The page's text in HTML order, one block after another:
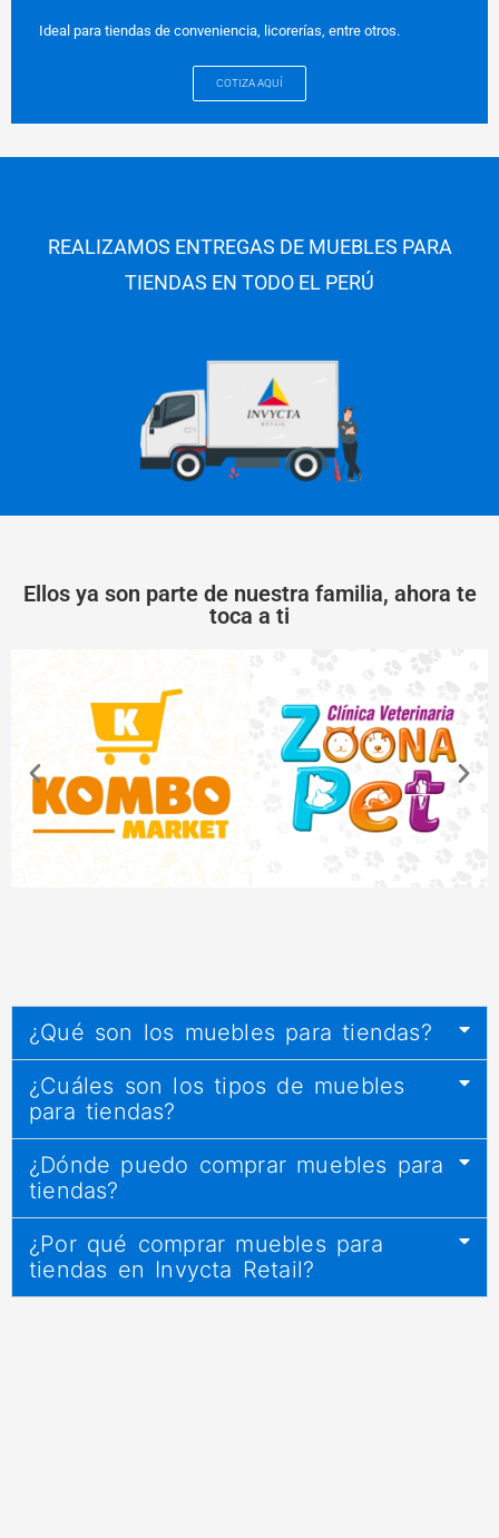
Ideal para tiendas de conveniencia, licorerías, entre otros.
COTIZA AQUÍ
REALIZAMOS ENTREGAS DE MUEBLES PARA
TIENDAS EN TODO EL PERÚ
Ellos ya son parte de nuestra familia, ahora te
toca a ti
¿Qué son los muebles para tiendas?
¿Cuáles son los tipos de muebles
para tiendas?
¿Dónde puedo comprar muebles para
tiendas?
¿Por qué comprar muebles para
tiendas en Invycta Retail?